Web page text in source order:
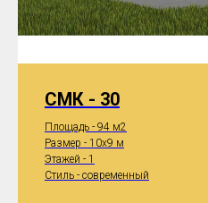
СМК - 30
Площадь - 94 м2
Размер - 10x9 м
Этажей - 1
Стиль - современный